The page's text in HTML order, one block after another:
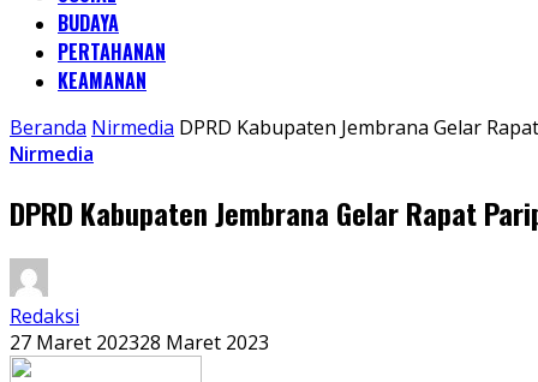
BUDAYA
PERTAHANAN
KEAMANAN
Beranda Nirmedia DPRD Kabupaten Jembrana Gelar
Nirmedia
DPRD Kabupaten Jembrana Gelar Rapat
Redaksi
27 Maret 202328 Maret 2023